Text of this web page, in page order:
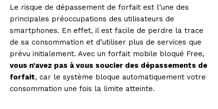
Le risque de dépassement de forfait est l’une des
principales préoccupations des utilisateurs de
smartphones. En effet, il est facile de perdre la trace
de sa consommation et d’utiliser plus de services que
prévu initialement. Avec un forfait mobile bloqué Free,
vous n’avez pas à vous soucier des dépassements de
forfait, car le système bloque automatiquement votre
consommation une fois la limite atteinte.